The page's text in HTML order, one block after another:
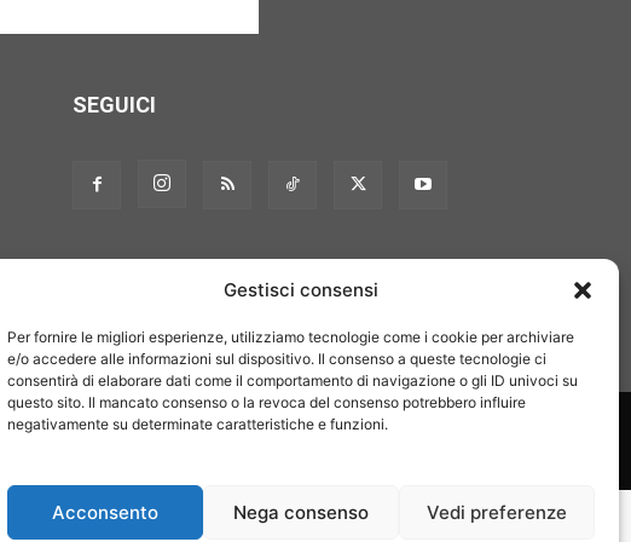
Gestisci consensi
Per fornire le migliori esperienze, utilizziamo tecnologie come i cookie per archiviare
e/o accedere alle informazioni sul dispositivo. Il consenso a queste tecnologie ci
consentirà di elaborare dati come il comportamento di navigazione o gli ID univoci su
questo sito. Il mancato consenso o la revoca del consenso potrebbero influire
negativamente su determinate caratteristiche e funzioni.
Acconsento Nega consenso Vedi preferenze
SEGUICI
Collabora con noi Pubblicità Privacy policy Linee editoriali